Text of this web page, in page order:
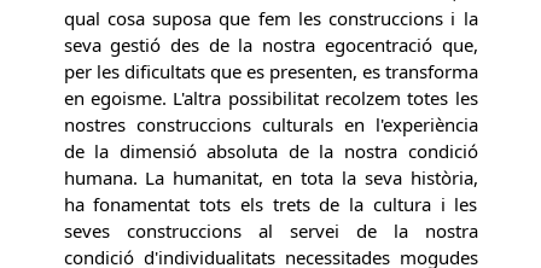
qual cosa suposa que fem les construccions i la
seva gestió des de la nostra egocentració que,
per les dificultats que es presenten, es transforma
en egoisme. L'altra possibilitat recolzem totes les
nostres construccions culturals en l'experiència
de la dimensió absoluta de la nostra condició
humana. La humanitat, en tota la seva història,
ha fonamentat tots els trets de la cultura i les
seves construccions al servei de la nostra
condició d'individualitats necessitades mogudes